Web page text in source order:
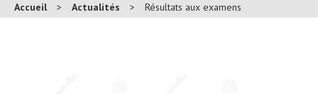
Accueil > Actualités > Résultats aux examens